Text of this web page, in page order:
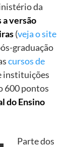
da
a versão
(veja o site
graduação
cursos de
instituições
600 pontos
do Ensino
Parte dos